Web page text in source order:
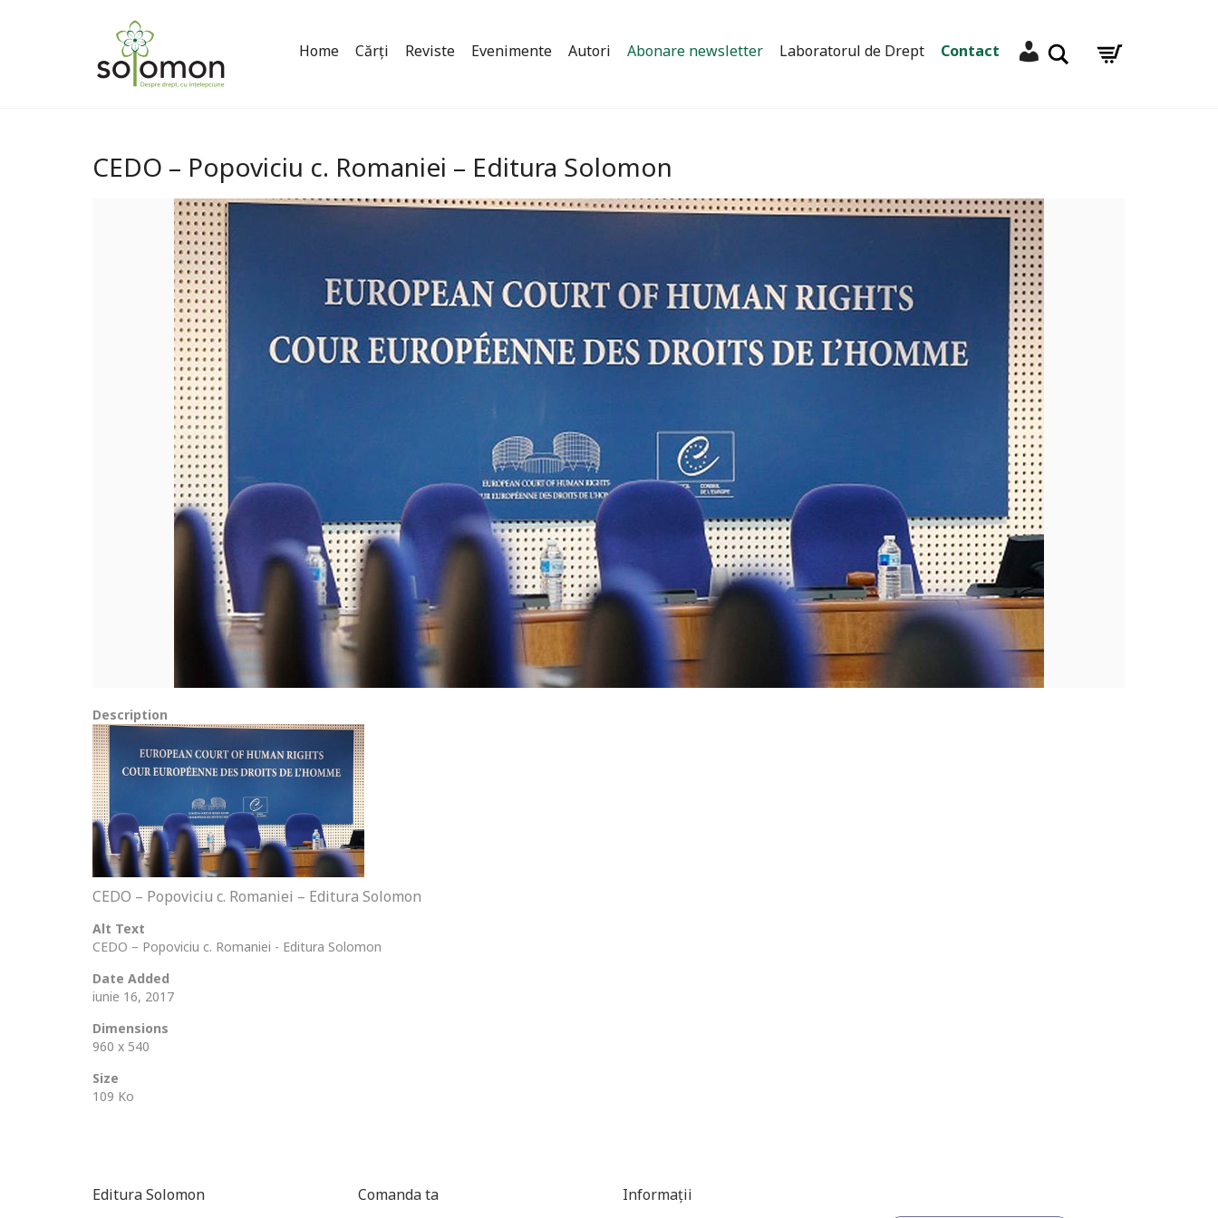
Home Cărți Reviste Evenimente Autori Abonare newsletter Laboratorul de Drept Contact Contul meuCaută
CEDO – Popoviciu c. Romaniei – Editura Solomon
Description
CEDO – Popoviciu c. Romaniei – Editura Solomon
Alt Text
CEDO – Popoviciu c. Romaniei - Editura Solomon
Date Added
iunie 16, 2017
Dimensions
960 x 540
Size
109 Ko
Editura Solomon Comanda ta Informații